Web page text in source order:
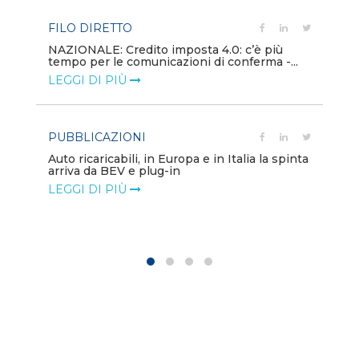
FILO DIRETTO
NAZIONALE: Credito imposta 4.0: c’è più
tempo per le comunicazioni di conferma -...
LEGGI DI PIÙ
PUBBLICAZIONI
Auto ricaricabili, in Europa e in Italia la spinta
arriva da BEV e plug-in
LEGGI DI PIÙ